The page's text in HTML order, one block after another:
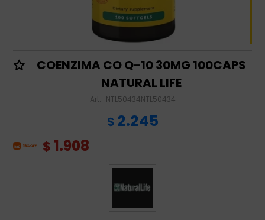
COENZIMA CO Q-10 30MG 100CAPS
NATURAL LIFE
NTL50434NTL50434
$ 2.245
$ 1.908